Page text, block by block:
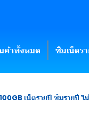
ค้าทั้งหมด ซิมเน็ตร
เน็ตรายปี ซิมรายปี